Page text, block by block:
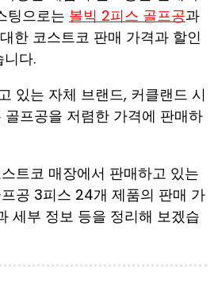
팅으로는 볼빅 2피스 골프공과
한 코스트코 판매 가격과 할인
다.
있는 자체 브랜드, 커클랜드 시
프공을 저렴한 가격에 판매하
트코 매장에서 판매하고 있는
공 3피스 24개 제품의 판매 가
세부 정보 등을 정리해 보겠습